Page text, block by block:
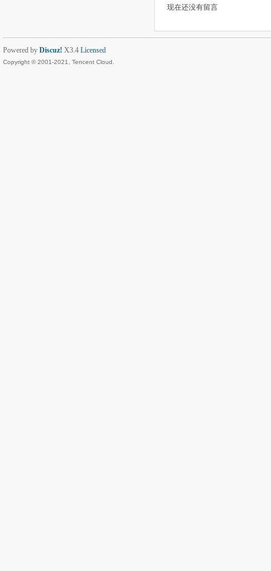
现在还没有留言
Powered by Discuz! X3.4 Licensed
Copyright © 2001-2021, Tencent Cloud.